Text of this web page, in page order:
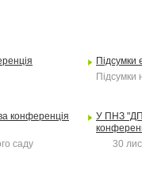
Підсумки
Підсумки
конференція
саду
У ПНЗ "ДП
30